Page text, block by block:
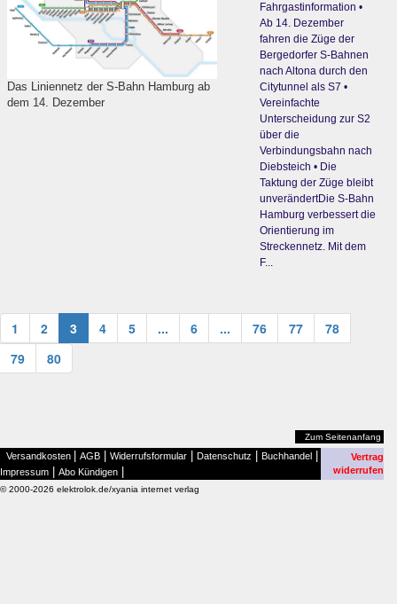
Das Liniennetz der S-Bahn Hamburg ab
dem 14. Dezember
Fahrgastinformation •
Ab 14. Dezember
fahren die Züge der
Bergedorfer S-Bahnen
nach Altona durch den
Citytunnel als S7 •
Vereinfachte
Unterscheidung zur S2
über die
Verbindungsbahn nach
Diebsteich • Die
Taktung der Züge bleibt
unverändertDie S-Bahn
Hamburg verbessert die
Orientierung im
Streckennetz. Mit dem
F...
1 2 3 4 5 ... 6 ... 76 77
78
79
80
Zum Seitenanfang
Versandkosten AGB Widerrufsformular Datenschutz Buchhandel
Impressum Abo Kündigen
Vertrag
widerrufen
© 2000-2026 elektrolok.de/xyania internet verlag